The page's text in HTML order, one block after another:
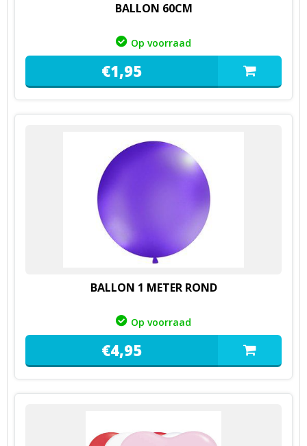
BALLON 60CM
Op voorraad
€1,95
BALLON 1 METER ROND
Op voorraad
€4,95